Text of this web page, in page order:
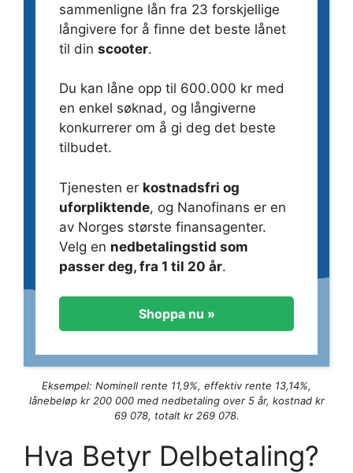
sammenligne lån fra 23 forskjellige
långivere for å finne det beste lånet
til din scooter.
Du kan låne opp til 600.000 kr med
en enkel søknad, og långiverne
konkurrerer om å gi deg det beste
tilbudet.
Tjenesten er kostnadsfri og
uforpliktende, og Nanofinans er en
av Norges største finansagenter.
Velg en nedbetalingstid som
passer deg, fra 1 til 20 år.
Shoppa nu »
Eksempel: Nominell rente 11,9%, effektiv rente 13,14%,
lånebeløp kr 200 000 med nedbetaling over 5 år, kostnad kr
69 078, totalt kr 269 078.
Hva Betyr Delbetaling?